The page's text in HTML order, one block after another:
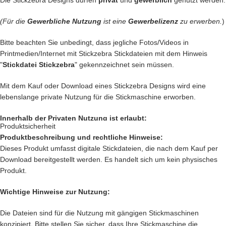
… auch dieKleidung Deiner Kinder kannst Du besticken und damit
… kreiereGeschenkedie einzigartig sind und nie vergessen werden.
… schenkeJacken, Hemden, Kissen, Taschenund vieles mehr
einen zauberhaften Look mit DeinerKreativität.
Das sind nur unsereIdeen. Du hast jetzt ganz sicher noch genialere
Idee im Kopf. Lass Deiner Fantasie freien Lauf.
Glas.
Nach deiner Bestellung, kannst Du, die wundervolle Datei
herunterladen
(Für die Gewerbliche Nutzung ist eine Gewerbelizenz zu erwerben. )
Bitte beachten Sie unbedingt, dass jegliche Fotos/Videos in
Printmedien/Internet mit Stickzebra Stickdateien mit dem Hinweis
"Stickdatei Stickzebra" gekennzeichnet sein müssen.
Mit dem Kauf oder Download eines Stickzebra Designs wird eine
lebenslange private Nutzung für die Stickmaschine erworben.
Innerhalb der Privaten Nutzung ist erlaubt:
Private Nutzung auf einem Produkt, das mit einer Stickmaschine
hergestellt worden ist, oder ein Produkt, das mit einer Stickzebra
Stickdatei bestickt wurde.
Nutzung auf Produkten, die als Geschenk oder Spende dienen sollen.
Verkauf des Produkts, das mit einer Stickmaschine hergestellt worden
Produktsicherheit
Produktbeschreibung und rechtliche Hinweise:
Dieses Produkt umfasst digitale Stickdateien, die nach dem Kauf per
Download bereitgestellt werden. Es handelt sich um kein physisches
Produkt.
Wichtige Hinweise zur Nutzung:
Die Dateien sind für die Nutzung mit gängigen Stickmaschinen
konzipiert. Bitte stellen Sie sicher, dass Ihre Stickmaschine die